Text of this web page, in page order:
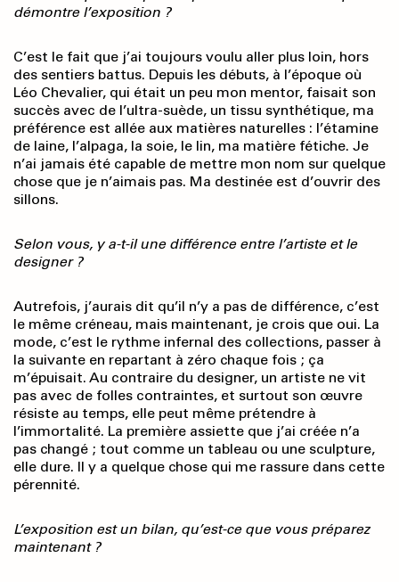
démontre l’exposition ?
C’est le fait que j’ai toujours voulu aller plus loin, hors
des sentiers battus. Depuis les débuts, à l’époque où
Léo Chevalier, qui était un peu mon mentor, faisait son
succès avec de l’ultra-suède, un tissu synthétique, ma
préférence est allée aux matières naturelles : l’étamine
de laine, l’alpaga, la soie, le lin, ma matière fétiche. Je
n’ai jamais été capable de mettre mon nom sur quelque
chose que je n’aimais pas. Ma destinée est d’ouvrir des
sillons.
Selon vous, y a-t-il une différence entre l’artiste et le
designer ?
Autrefois, j’aurais dit qu’il n’y a pas de différence, c’est
le même créneau, mais maintenant, je crois que oui. La
mode, c’est le rythme infernal des collections, passer à
la suivante en repartant à zéro chaque fois ; ça
m’épuisait. Au contraire du designer, un artiste ne vit
pas avec de folles contraintes, et surtout son œuvre
résiste au temps, elle peut même prétendre à
l’immortalité. La première assiette que j’ai créée n’a
pas changé ; tout comme un tableau ou une sculpture,
elle dure. Il y a quelque chose qui me rassure dans cette
pérennité.
L’exposition est un bilan, qu’est-ce que vous préparez
maintenant ?